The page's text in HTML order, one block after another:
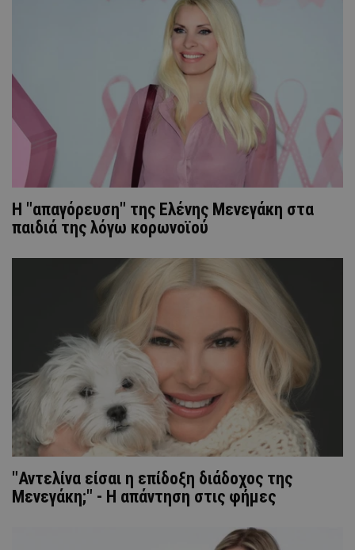
Η "απαγόρευση" της Ελένης Μενεγάκη στα
παιδιά της λόγω κορωνοϊού
"Αντελίνα είσαι η επίδοξη διάδοχος της
Μενεγάκη;" - Η απάντηση στις φήμες